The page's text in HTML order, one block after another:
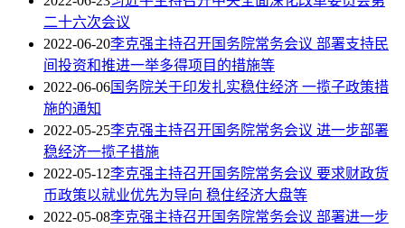
二十六次会议
2022-06-20李克强主持召开国务院常务会议 部署支持民
间投资和推进一举多得项目的措施等
2022-06-06国务院关于印发扎实稳住经济 一揽子政策措
施的通知
2022-05-25李克强主持召开国务院常务会议 进一步部署
稳经济一揽子措施
2022-05-12李克强主持召开国务院常务会议 要求财政货
币政策以就业优先为导向 稳住经济大盘等
2022-05-08李克强主持召开国务院常务会议 部署进一步